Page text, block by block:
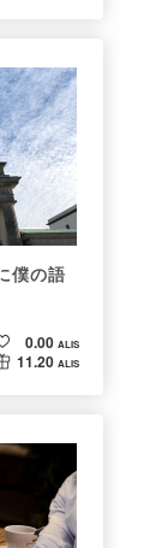
僕の語
0.00 ALIS
11.20 ALIS